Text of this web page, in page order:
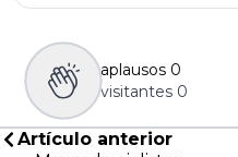
aplausos 0
visitantes 0
Artículo anterior